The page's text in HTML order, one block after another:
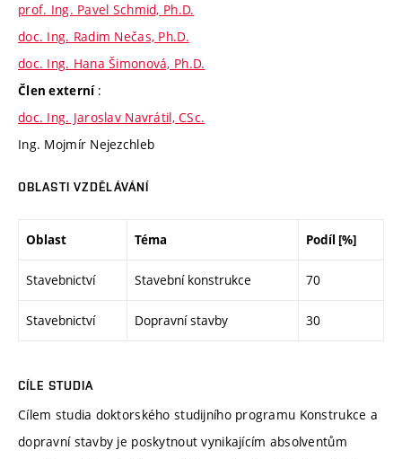
prof. Ing. Pavel Schmid, Ph.D.
doc. Ing. Radim Nečas, Ph.D.
doc. Ing. Hana Šimonová, Ph.D.
Člen externí :
doc. Ing. Jaroslav Navrátil, CSc.
Ing. Mojmír Nejezchleb
OBLASTI VZDĚLÁVÁNÍ
Oblast Téma Podíl [%]
Stavebnictví Stavební konstrukce 70
Stavebnictví Dopravní stavby 30
CÍLE STUDIA
Cílem studia doktorského studijního programu Konstrukce a
dopravní stavby je poskytnout vynikajícím absolventům